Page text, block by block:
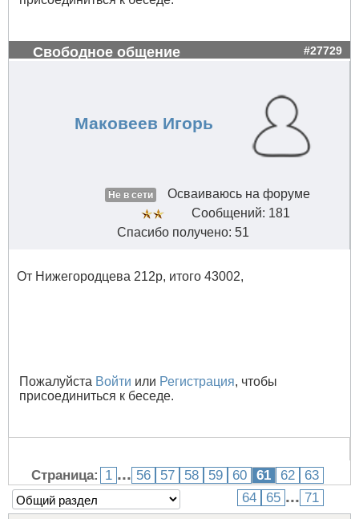
Свободное общение #27729
Маковеев Игорь
Не в сети
Осваиваюсь на форуме
Сообщений: 181
Спасибо получено: 51
От Нижегородцева 212р, итого 43002,
Пожалуйста Войти или Регистрация, чтобы
присоединиться к беседе.
Страница: 1 ... 56 57 58 59 60 61 62
63
64
65 ... 71